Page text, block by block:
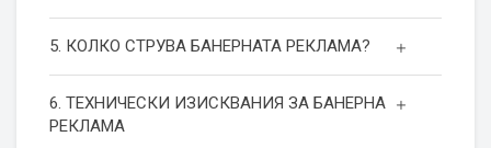
5. КОЛКО СТРУВА БАНЕРНАТА РЕКЛАМА?
6. ТЕХНИЧЕСКИ ИЗИСКВАНИЯ ЗА БАНЕРНА
РЕКЛАМА